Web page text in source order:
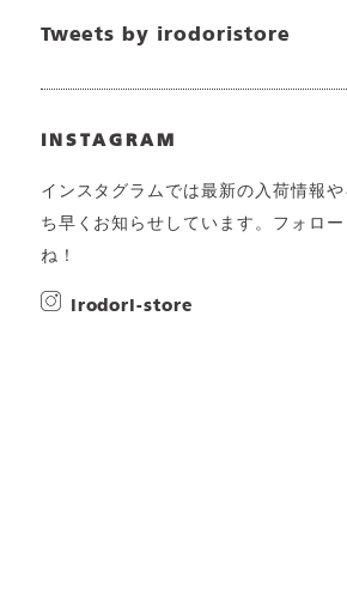
Tweets by irodoristore
INSTAGRAM
インスタグラムでは最新の入荷情報
ち早くお知らせしています。フォロ
ね！
irodori-store